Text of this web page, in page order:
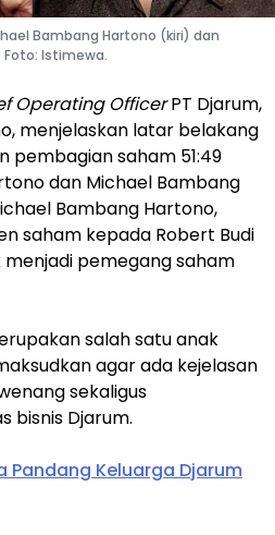
Bambang Hartono (kiri) dan
Istimewa.
Operating OfficerPT Djarum,
menjelaskan latar belakang
pembagian saham 51:49
dan Michael Bambang
Bambang Hartono,
saham kepada Robert Budi
pemegang saham
salah satu anak
agar ada kejelasan
sekaligus
bisnis Djarum.
Pandang Keluarga Djarum